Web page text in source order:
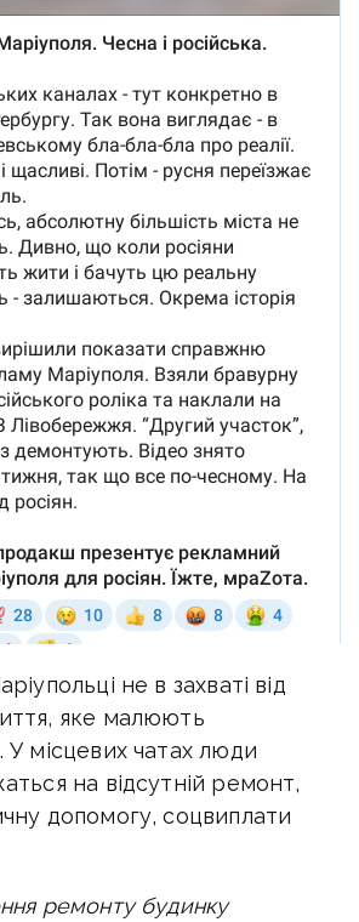
не в захваті від
яке малюють
У місцевих чатах люди
на відсутній ремонт,
допомогу, соцвиплати
ремонту будинку